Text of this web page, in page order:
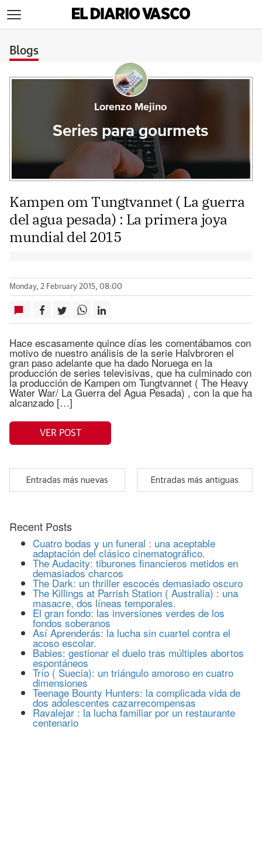
Blogs
Lorenzo Mejino
Series para gourmets
Kampen om Tungtvannet ( La guerra
del agua pesada) : La primera joya
mundial del 2015
Monday, 2 February 2015, 08:00
Hace escasamente quince días les comentábamos con
motivo de nuestro análisis de la serie Halvbroren el
gran paso adelante que ha dado Noruega en la
producción de series televisivas, que ha culminado con
la producción de Kampen om Tungtvannet ( The Heavy
Water War/ La Guerra del Agua Pesada) , con la que ha
alcanzado […]
VER POST
Entradas más nuevas Entradas más antiguas
Recent Posts
Cuatro bodas y un funeral : una aceptable
adaptación del clásico cinematográfico.
The Audacity: tiburones financieros metidos en
demasiados charcos
The Dark: un thriller escocés demasiado oscuro
The Killings at Parrish Station ( Australia) : una
masacre, dos líneas temporales.
El gran fondo: las inversiones verdes de los
fondos soberanos
Así Aprenderás: la lucha sin cuartel contra el
acoso escolar.
Babies: gestionar el duelo tras múltiples abortos
espontáneos
Trío ( Suecia): un triángulo amoroso en cuatro
dimensiones
Teenage Bounty Hunters: la complicada vida de
dos adolescentes cazarrecompensas
Ravalejar : la lucha familiar por un restaurante
centenario